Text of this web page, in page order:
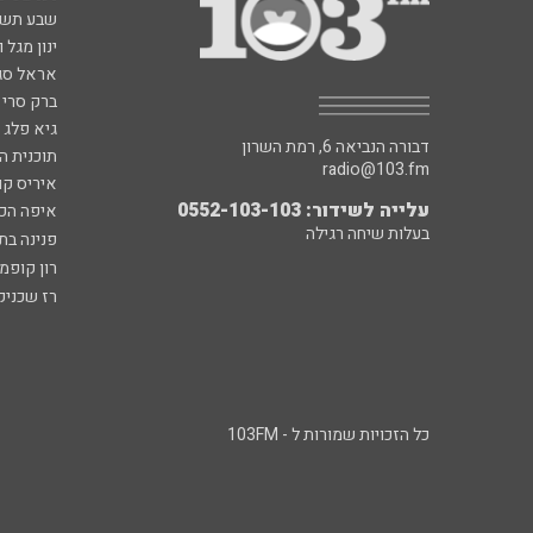
שבע
ינון
אראל
ברק
גיא פלג
תוכנית
איריס
איפה
פנינה
רון
רז
דבורה הנביאה 6, רמת השרון
radio@103.fm
עלייה לשידור: 0552-103-103
בעלות שיחה רגילה
כל הזכויות שמורות ל - 103FM